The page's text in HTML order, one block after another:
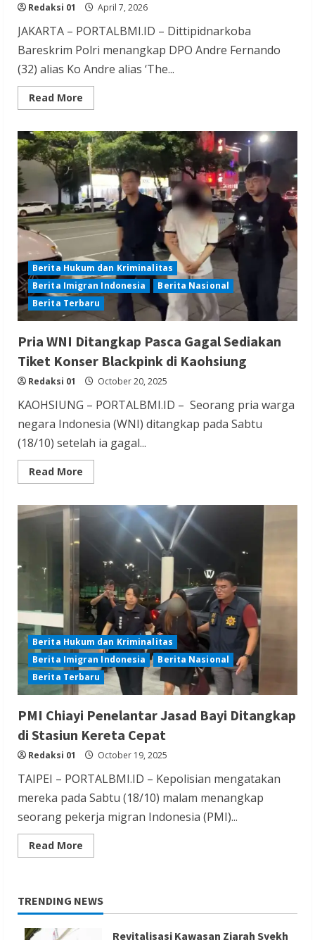
Redaksi 01 April 7, 2026
JAKARTA – PORTALBMI.ID – Dittipidnarkoba
Bareskrim Polri menangkap DPO Andre Fernando
(32) alias Ko Andre alias ‘The...
Read More
more
Bandar
Narkoba
Ko
Andre
‘The
Doctor’
di
Tangkap
di
Malaysia
Berita Hukum dan Kriminalitas
Berita Imigran Indonesia
Berita Nasional
Berita Terbaru
Pria WNI Ditangkap Pasca Gagal Sediakan
Tiket Konser Blackpink di Kaohsiung
Redaksi 01 October 20, 2025
KAOHSIUNG – PORTALBMI.ID – Seorang pria warga
negara Indonesia (WNI) ditangkap pada Sabtu
(18/10) setelah ia gagal...
Read More
more
Ditangkap
Tiket
Konser
Blackpink
di
Kaohsiung
Berita Hukum dan Kriminalitas
Berita Imigran Indonesia
Berita Nasional
Berita Terbaru
PMI Chiayi Penelantar Jasad Bayi Ditangkap
di Stasiun Kereta Cepat
Redaksi 01 October 19, 2025
TAIPEI – PORTALBMI.ID – Kepolisian mengatakan
mereka pada Sabtu (18/10) malam menangkap
seorang pekerja migran Indonesia (PMI)...
Read More
more
Jasad
Bayi
TRENDING NEWS
Revitalisasi Kawasan Ziarah Syekh